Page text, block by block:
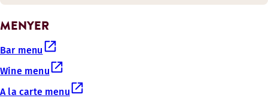
MENYER
Bar menu
Wine menu
A la carte menu